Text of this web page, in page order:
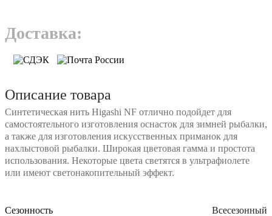
Доставка:
Описание товара
Синтетическая нить Higashi NF отлично подойдет для
самостоятельного изготовления оснасток для зимней рыбалки,
а также для изготовления искусственных приманок для
нахлыстовой рыбалки. Широкая цветовая гамма и простота
использования. Некоторые цвета светятся в ультрафиолете
или имеют светонакопительный эффект.
Сезонность Всесезонный